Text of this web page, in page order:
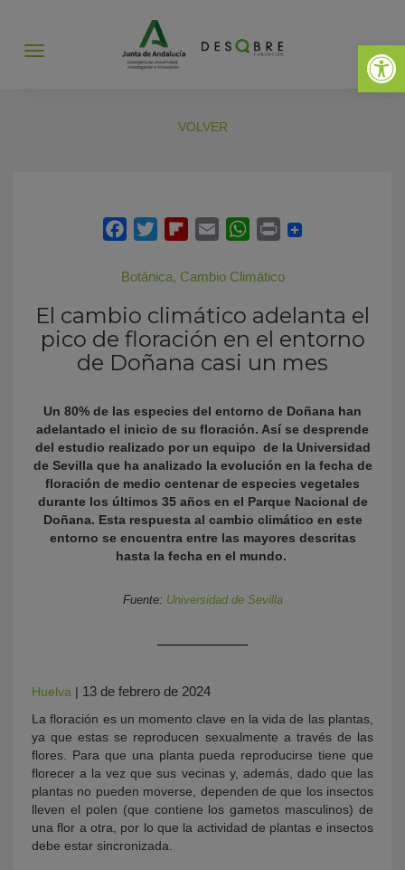
Abrir
Abrir
VOLVER
Botánica, Cambio Climático
El cambio climático adelanta el
pico de floración en el entorno
de Doñana casi un mes
Un 80% de las especies del entorno de Doñana han
adelantado el inicio de su floración. Así se desprende
del estudio realizado por un equipo de la Universidad
de Sevilla que ha analizado la evolución en la fecha de
floración de medio centenar de especies vegetales
durante los últimos 35 años en el Parque Nacional de
Doñana. Esta respuesta al cambio climático en este
entorno se encuentra entre las mayores descritas
hasta la fecha en el mundo.
Fuente: Universidad de Sevilla
Huelva | 13 de febrero de 2024
La floración es un momento clave en la vida de las plantas,
ya que estas se reproducen sexualmente a través de las
flores. Para que una planta pueda reproducirse tiene que
florecer a la vez que sus vecinas y, además, dado que las
plantas no pueden moverse, dependen de que los insectos
lleven el polen (que contiene los gametos masculinos) de
una flor a otra, por lo que la actividad de plantas e insectos
debe estar sincronizada.